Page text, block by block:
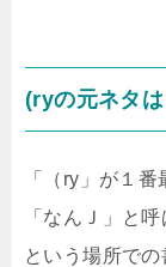
(ryの元ネタは
「（ry」が１
「なんＪ」と
という場所での